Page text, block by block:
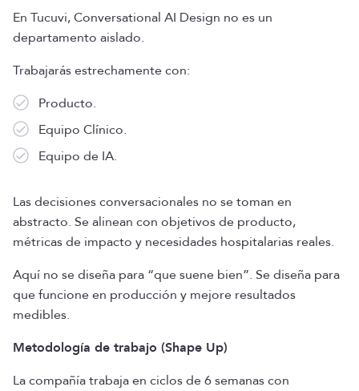
En Tucuvi, Conversational AI Design no es un
departamento aislado.
Trabajarás estrechamente con:
Producto.
Equipo Clínico.
Equipo de IA.
Las decisiones conversacionales no se toman en
abstracto. Se alinean con objetivos de producto,
métricas de impacto y necesidades hospitalarias reales.
Aquí no se diseña para “que suene bien”. Se diseña para
que funcione en producción y mejore resultados
medibles.
Metodología de trabajo (Shape Up)
La compañía trabaja en ciclos de 6 semanas con